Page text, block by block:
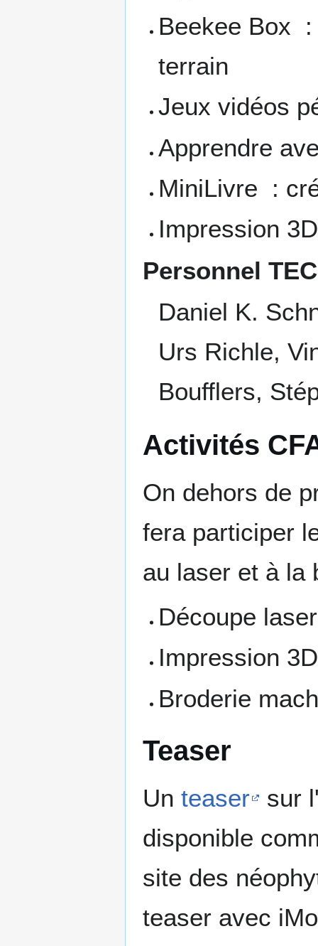
Beekee Box :
terrain
Jeux vidéos
Apprendre
MiniLivre :
Impression
Personnel
Daniel K.
Urs Richle,
Boufflers,
Activités
On dehors de
fera participer
au laser et à la
Découpe laser
Impression 3D
Broderie
Teaser
Un teaser
sur
disponible
site des
teaser avec